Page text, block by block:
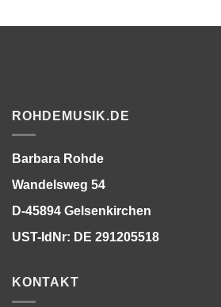
ROHDEMUSIK.DE
Barbara Rohde
Wandelsweg 54
D-45894 Gelsenkirchen
UST-IdNr: DE 291205518
KONTAKT